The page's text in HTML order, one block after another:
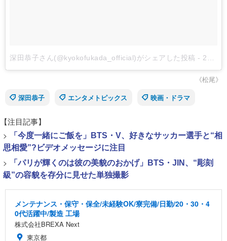
深田恭子さん(@kyokofukada_official)がシェアした投稿 - 2017 12月 13 9:27午後 PST
《松尾》
深田恭子
エンタメトピックス 映画・ドラマ
【注目記事】
>
「今度一緒にご飯を」BTS・V、好きなサッカー選手と“相
思相愛”?ビデオメッセージに注目
>
「パリが輝くのは彼の美貌のおかげ」BTS・JIN、“彫刻
級”の容貌を存分に見せた単独撮影
メンテナンス・保守・保全/未経験OK/寮完備/日勤/20・30・4
0代活躍中/製造 工場
株式会社BREXA Next
東京都